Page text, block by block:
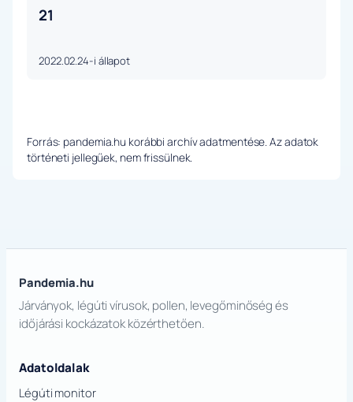
21
2022.02.24-i állapot
Forrás: pandemia.hu korábbi archív adatmentése. Az adatok
történeti jellegűek, nem frissülnek.
Pandemia.hu
Járványok, légúti vírusok, pollen, levegőminőség és
időjárási kockázatok közérthetően.
Adatoldalak
Légúti monitor